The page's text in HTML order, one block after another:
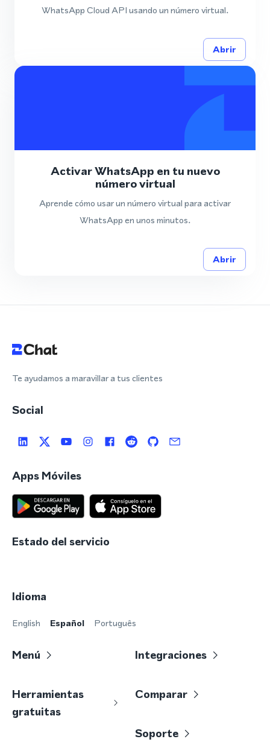
WhatsApp Cloud API usando un número virtual.
Abrir
Activar WhatsApp en tu nuevo
número virtual
Aprende cómo usar un número virtual para activar
WhatsApp en unos minutos.
Abrir
Te ayudamos a maravillar a tus clientes
Social
Apps Móviles
Estado del servicio
Idioma
English Español Português
Menú Integraciones
Herramientas
gratuitas
Comparar
Soporte